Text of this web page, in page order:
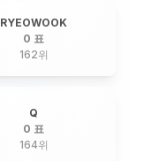
RYEOWOOK
0 표
162위
Q
0 표
164위